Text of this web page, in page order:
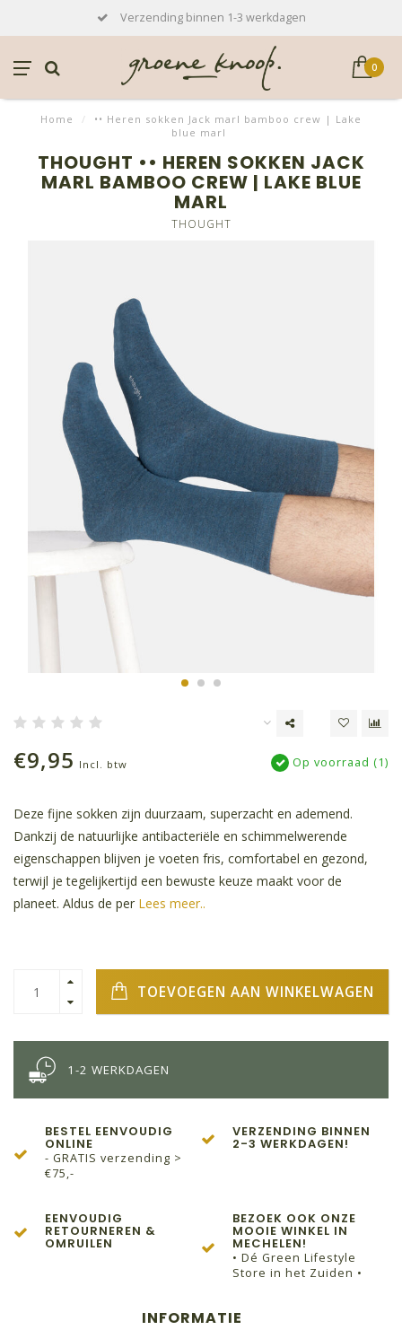
Verzending binnen 1-3 werkdagen
0
Home /
•• Heren sokken Jack marl bamboo crew | Lake
blue marl
THOUGHT •• HEREN SOKKEN JACK
MARL BAMBOO CREW | LAKE BLUE
MARL
THOUGHT
€9,95 Incl. btw Op voorraad (1)
Deze fijne sokken zijn duurzaam, superzacht en ademend.
Dankzij de natuurlijke antibacteriële en schimmelwerende
eigenschappen blijven je voeten fris, comfortabel en gezond,
terwijl je tegelijkertijd een bewuste keuze maakt voor de
planeet. Aldus de per Lees meer..
TOEVOEGEN AAN WINKELWAGEN
1-2 WERKDAGEN
BESTEL EENVOUDIG
ONLINE
- GRATIS verzending >
€75,-
VERZENDING BINNEN
2-3 WERKDAGEN!
EENVOUDIG
RETOURNEREN &
OMRUILEN
BEZOEK OOK ONZE
MOOIE WINKEL IN
MECHELEN!
• Dé Green Lifestyle
Store in het Zuiden •
INFORMATIE